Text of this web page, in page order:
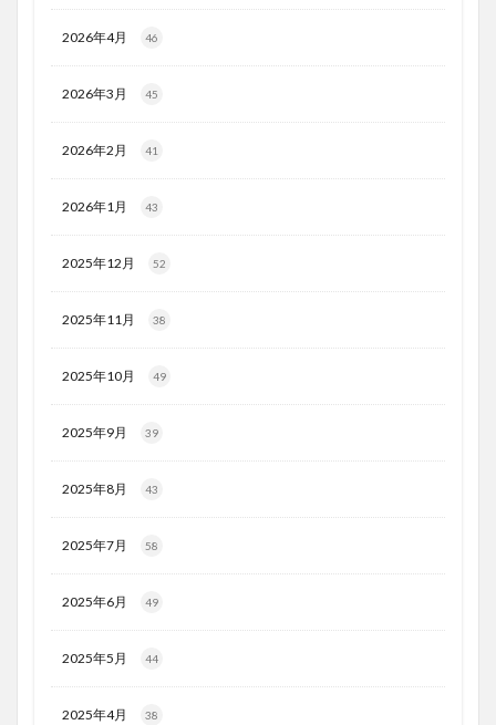
2026年4月 46
2026年3月 45
2026年2月 41
2026年1月 43
2025年12月 52
2025年11月 38
2025年10月 49
2025年9月 39
2025年8月 43
2025年7月 58
2025年6月 49
2025年5月 44
2025年4月 38